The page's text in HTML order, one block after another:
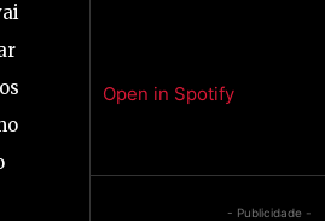
Open in Spotify
- Publicidade -